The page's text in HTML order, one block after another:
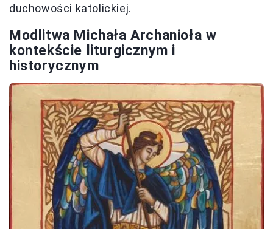
duchowości katolickiej.
Modlitwa Michała Archanioła w
kontekście liturgicznym i
historycznym